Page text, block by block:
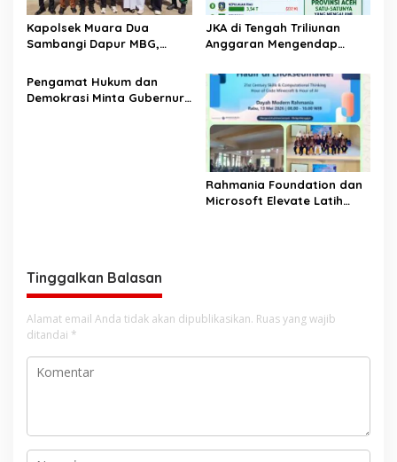
Kapolsek Muara Dua
Sambangi Dapur MBG,
Bergizi Gratis Berjalan
Sesuai SOP
JKA di Tengah Triliunan
Anggaran Mengendap
dan kualitas belanja publik
pemerintah Aceh
‎Pengamat Hukum dan
Demokrasi Minta Gubernur
Rahmania Foundation dan
Microsoft Elevate Latih
Tinggalkan Balasan
Alamat email Anda tidak akan dipublikasikan. Ruas yang wajib
ditandai *